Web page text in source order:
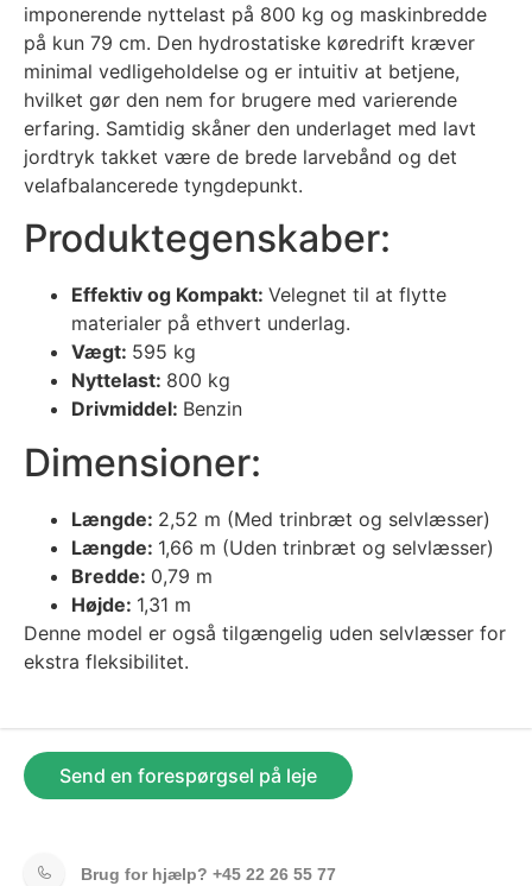
imponerende nyttelast på 800 kg og maskinbredde
på kun 79 cm. Den hydrostatiske køredrift kræver
minimal vedligeholdelse og er intuitiv at betjene,
hvilket gør den nem for brugere med varierende
erfaring. Samtidig skåner den underlaget med lavt
jordtryk takket være de brede larvebånd og det
velafbalancerede tyngdepunkt.
Produktegenskaber:
Effektiv og Kompakt: Velegnet til at flytte
materialer på ethvert underlag.
Vægt: 595 kg
Nyttelast: 800 kg
Drivmiddel: Benzin
Dimensioner:
Længde: 2,52 m (Med trinbræt og selvlæsser)
Længde: 1,66 m (Uden trinbræt og selvlæsser)
Bredde: 0,79 m
Højde: 1,31 m
Denne model er også tilgængelig uden selvlæsser for
ekstra fleksibilitet.
Send en forespørgsel på leje
Brug for hjælp? +45 22 26 55 77